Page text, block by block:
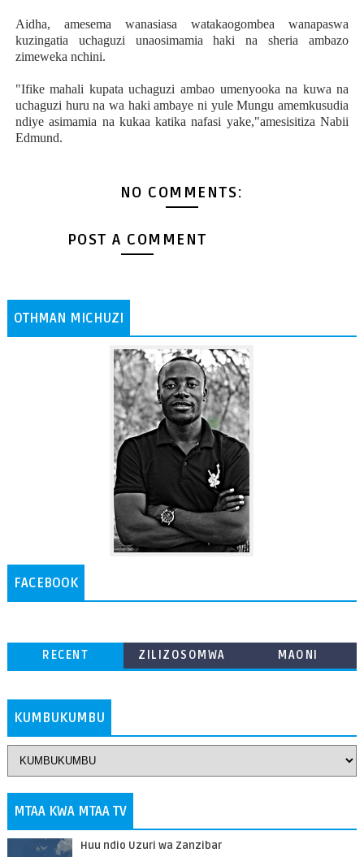
Aidha, amesema wanasiasa watakaogombea wanapaswa
kuzingatia uchaguzi unaosimamia haki na sheria ambazo
zimeweka nchini.
"Ifike mahali kupata uchaguzi ambao umenyooka na kuwa na
uchaguzi huru na wa haki ambaye ni yule Mungu amemkusudia
ndiye asimamia na kukaa katika nafasi yake,"amesisitiza Nabii
Edmund.
NO COMMENTS:
POST A COMMENT
OTHMAN MICHUZI
FACEBOOK
RECENT
ZILIZOSOMWA
MAONI
KUMBUKUMBU
MTAA KWA MTAA TV
Huu ndio Uzuri wa Zanzibar